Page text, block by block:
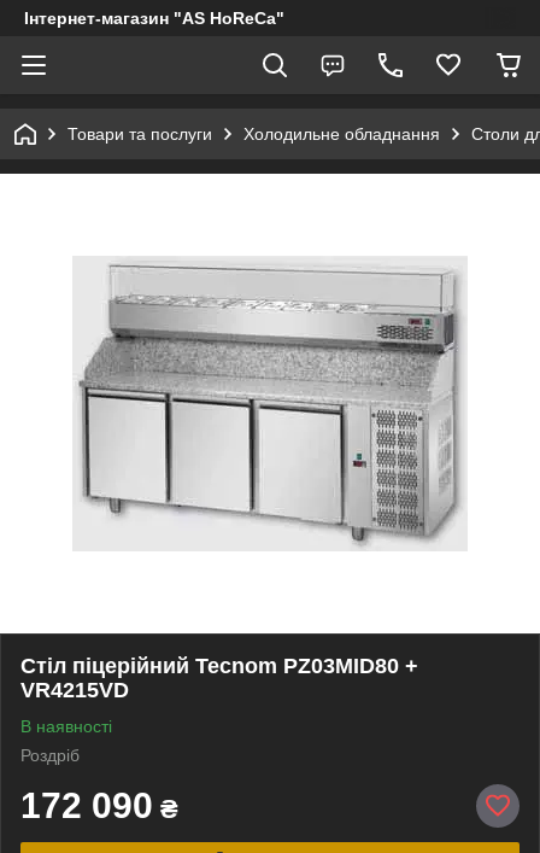
Інтернет-магазин "AS HoReCa"
Товари та послуги Холодильне обладнання Столи
Стіл піцерійний Tecnom PZ03MID80 +
VR4215VD
В наявності
Роздріб
172 090 ₴